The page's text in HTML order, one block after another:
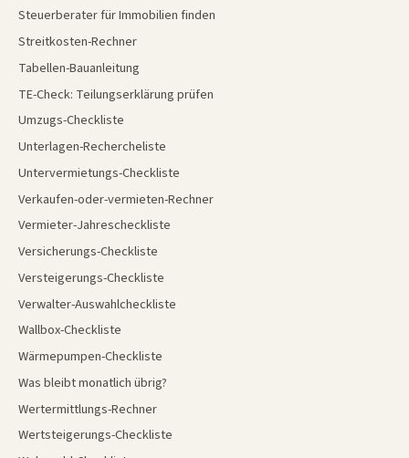
Steuerberater für Immobilien finden
Streitkosten-Rechner
Tabellen-Bauanleitung
TE-Check: Teilungserklärung prüfen
Umzugs-Checkliste
Unterlagen-Rechercheliste
Untervermietungs-Checkliste
Verkaufen-oder-vermieten-Rechner
Vermieter-Jahrescheckliste
Versicherungs-Checkliste
Versteigerungs-Checkliste
Verwalter-Auswahlcheckliste
Wallbox-Checkliste
Wärmepumpen-Checkliste
Was bleibt monatlich übrig?
Wertermittlungs-Rechner
Wertsteigerungs-Checkliste